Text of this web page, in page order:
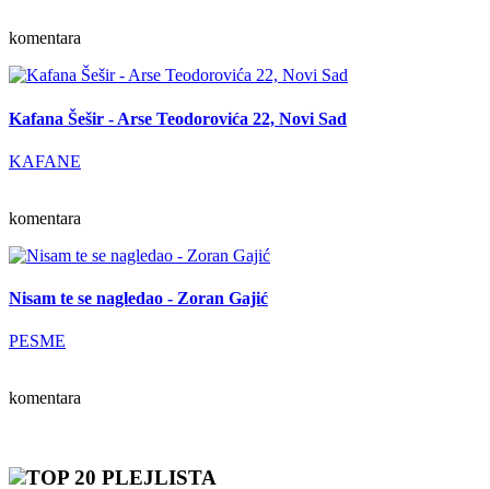
komentara
Kafana Šešir - Arse Teodorovića 22, Novi Sad
KAFANE
komentara
Nisam te se nagledao - Zoran Gajić
PESME
komentara
TOP 20 PLEJLISTA